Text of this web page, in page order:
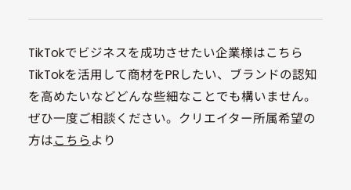
TikTokでビジネスを成功させたい企業様はこちら
TikTokを活用して商材をPRしたい、
ブランドの認知
を高めたいなどどんな些細なことでも構いません。
ぜひ一度ご相談ください。 クリエイター所属希望の
方はこちらより